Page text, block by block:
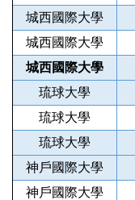
城西國際大學
城西國際大學
城西國際大學
琉球大學
琉球大學
琉球大學
神戶國際大學
神戶國際大學